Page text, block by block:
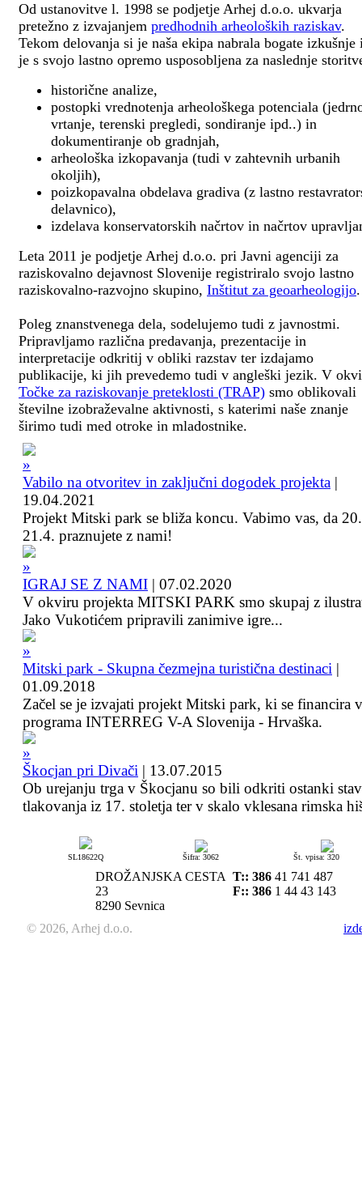
Od ustanovitve l. 1998 se podjetje Arhej d.o.o. ukvarja
pretežno z izvajanjem predhodnih arheoloških raziskav.
Tekom delovanja si je naša ekipa nabrala bogate izkušnje
je s svojo lastno opremo usposobljena za naslednje
historične analize,
postopki vrednotenja arheološkega potenciala
vrtanje, terenski pregledi, sondiranje ipd..) in
dokumentiranje ob gradnjah,
arheološka izkopavanja (tudi v zahtevnih urbanih
okoljih),
poizkopavalna obdelava gradiva (z lastno
delavnico),
izdelava konservatorskih načrtov in načrtov
Leta 2011 je podjetje Arhej d.o.o. pri Javni agenciji za
raziskovalno dejavnost Slovenije registriralo svojo lastno
raziskovalno-razvojno skupino, Inštitut za geoarheologijo.
Poleg znanstvenega dela, sodelujemo tudi z javnostmi.
Pripravljamo različna predavanja, prezentacije in
interpretacije odkritij v obliki razstav ter izdajamo
publikacije, ki jih prevedemo tudi v angleški jezik. V
Točke za raziskovanje preteklosti (TRAP) smo oblikovali
številne izobraževalne aktivnosti, s katerimi naše znanje
širimo tudi med otroke in mladostnike.
Vabilo na otvoritev in zaključni dogodek projekta |
19.04.2021
Projekt Mitski park se bliža koncu. Vabimo vas, da
21.4. praznujete z nami!
IGRAJ SE Z NAMI | 07.02.2020
V okviru projekta MITSKI PARK smo skupaj z
Jako Vukotićem pripravili zanimive igre...
Mitski park - Skupna čezmejna turistična destinaci |
01.09.2018
Začel se je izvajati projekt Mitski park, ki se financira
programa INTERREG V-A Slovenija - Hrvaška.
Škocjan pri Divači | 13.07.2015
Ob urejanju trga v Škocjanu so bili odkriti ostanki
tlakovanja iz 17. stoletja ter v skalo vklesana rimska
SL18622Q Šifra: 3062 Št. vpisa: 320
DROŽANJSKA CESTA
23
8290 Sevnica
T:: 386 41 741 487
F:: 386 1 44 43 143
© 2026, Arhej d.o.o.